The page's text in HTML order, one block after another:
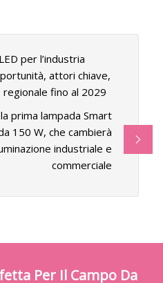
per l’industria
attori chiave,
fino al 2029
prima lampada Smart
150 W, che cambierà
industriale e
commerciale
Per Il Campo Da